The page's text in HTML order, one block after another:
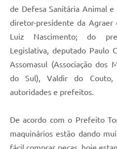
de Defesa Sanitária Animal
diretor-presidente da Agraer
Luiz Nascimento; do
Legislativa, deputado Paulo
Assomasul (Associação dos
do Sul), Valdir do Couto,
autoridades e prefeitos.
De acordo com o Prefeito
maquinários estão dando